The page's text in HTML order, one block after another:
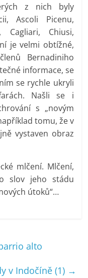
z nich byly
Ascoli Picenu,
Cagliari, Chiusi,
je velmi obtížné,
Bernadiniho
informace, se
se rychle ukryli
Našli se i
s „novým
tomu, že v
vystaven obraz
mlčení. Mlčení,
slov jeho stádu
útoků“…
alto
v Indočíně (1) →